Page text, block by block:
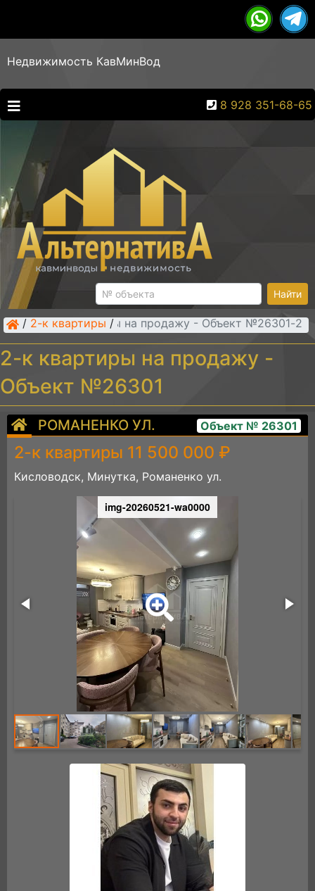
Недвижимость КавМинВод
8 928 351-68-65
Найти
/ 2-к квартиры / 2-к квартиры на продажу - Объект №26301
2-к квартиры на продажу -
Объект №26301
РОМАНЕНКО УЛ. Объект № 26301
2-к квартиры 11 500 000 ₽
Кисловодск, Минутка, Романенко ул.
img-20260521-wa0000